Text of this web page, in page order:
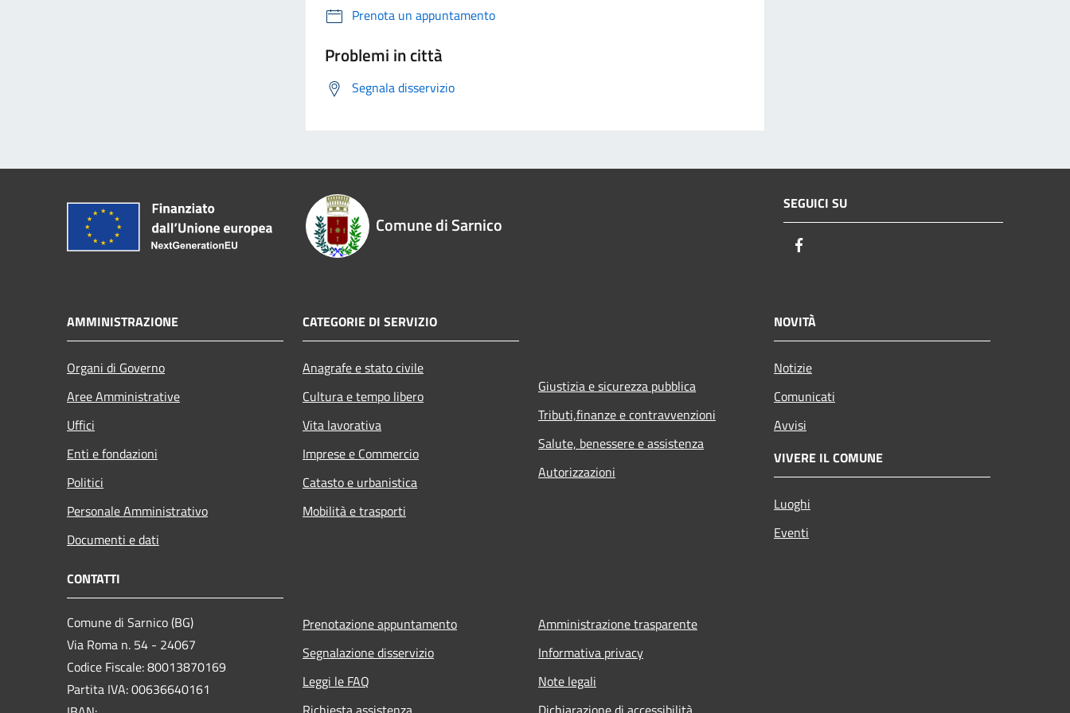
Prenota un appuntamento
Problemi in città
Segnala disservizio
Comune di Sarnico
SEGUICI SU
AMMINISTRAZIONE
Organi di Governo
Aree Amministrative
Uffici
Enti e fondazioni
Politici
Personale Amministrativo
Documenti e dati
CATEGORIE DI SERVIZIO
Anagrafe e stato civile
Cultura e tempo libero
Vita lavorativa
Imprese e Commercio
Catasto e urbanistica
Mobilità e trasporti
Giustizia e sicurezza pubblica
Tributi,finanze e contravvenzioni
Salute, benessere e assistenza
Autorizzazioni
NOVITÀ
Notizie
Comunicati
Avvisi
VIVERE IL COMUNE
Luoghi
Eventi
CONTATTI
Comune di Sarnico (BG)
Via Roma n. 54 - 24067
Codice Fiscale: 80013870169
Partita IVA: 00636640161
Prenotazione appuntamento
Segnalazione disservizio
Leggi le FAQ
Amministrazione trasparente
Informativa privacy
Note legali